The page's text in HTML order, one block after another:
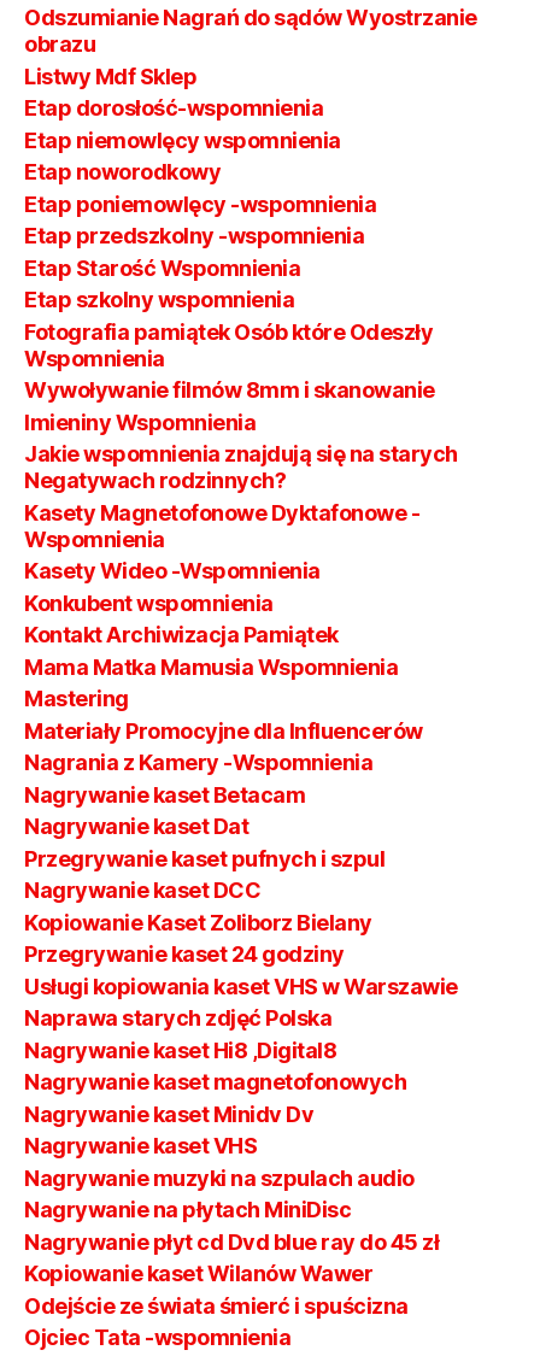
Odszumianie Nagrań do sądów Wyostrzanie
obrazu
Listwy Mdf Sklep
Etap dorosłość-wspomnienia
Etap niemowlęcy wspomnienia
Etap noworodkowy
Etap poniemowlęcy -wspomnienia
Etap przedszkolny -wspomnienia
Etap Starość Wspomnienia
Etap szkolny wspomnienia
Fotografia pamiątek Osób które Odeszły
Wspomnienia
Wywoływanie filmów 8mm i skanowanie
Imieniny Wspomnienia
Jakie wspomnienia znajdują się na starych
Negatywach rodzinnych?
Kasety Magnetofonowe Dyktafonowe -
Wspomnienia
Kasety Wideo -Wspomnienia
Konkubent wspomnienia
Kontakt Archiwizacja Pamiątek
Mama Matka Mamusia Wspomnienia
Mastering
Materiały Promocyjne dla Influencerów
Nagrania z Kamery -Wspomnienia
Nagrywanie kaset Betacam
Nagrywanie kaset Dat
Przegrywanie kaset pufnych i szpul
Nagrywanie kaset DCC
Kopiowanie Kaset Zoliborz Bielany
Przegrywanie kaset 24 godziny
Usługi kopiowania kaset VHS w Warszawie
Naprawa starych zdjęć Polska
Nagrywanie kaset Hi8 ,Digital8
Nagrywanie kaset magnetofonowych
Nagrywanie kaset Minidv Dv
Nagrywanie kaset VHS
Nagrywanie muzyki na szpulach audio
Nagrywanie na płytach MiniDisc
Nagrywanie płyt cd Dvd blue ray do 45 zł
Kopiowanie kaset Wilanów Wawer
Odejście ze świata śmierć i spuścizna
Ojciec Tata -wspomnienia